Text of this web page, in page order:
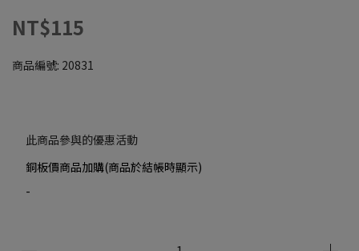
NT$115
商品編號: 20831
此商品參與的優惠活動
銅板價商品加購(商品於結帳時顯示)
-